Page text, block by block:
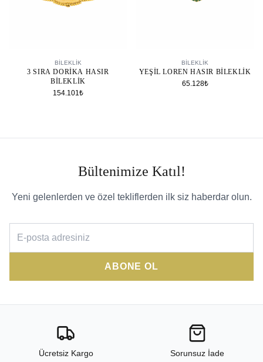
BİLEKLİK
3 SIRA DORIKA HASIR
BILEKLIK
154.101₺
BİLEKLİK
YEŞIL LOREN HASIR BILEKLIK
65.128₺
Bültenimize Katıl!
Yeni gelenlerden ve özel tekliflerden ilk siz haberdar olun.
ABONE OL
Ücretsiz Kargo Sorunsuz İade